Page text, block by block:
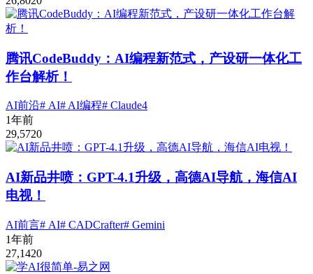
腾讯CodeBuddy：AI编程新范式，产设研一体化工
作台解析！
AI前沿# AI# AI编程# Claude4
1年前
29,5720
AI新品井喷：GPT-4.1升级，高德AI导航，海信AI
电视！
AI前言# AI# CADCrafter# Gemini
1年前
27,1420